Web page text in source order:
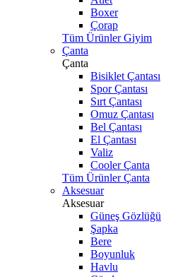
Boxer
Çorap
Tüm Ürünler Giyim
Çanta
Çanta
Bisiklet Çantası
Spor Çantası
Sırt Çantası
Omuz Çantası
Bel Çantası
El Çantası
Valiz
Cooler Çanta
Tüm Ürünler Çanta
Aksesuar
Aksesuar
Güneş Gözlüğü
Şapka
Bere
Boyunluk
Havlu